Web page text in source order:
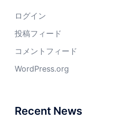
ログイン
投稿フィード
コメントフィード
WordPress.org
Recent News